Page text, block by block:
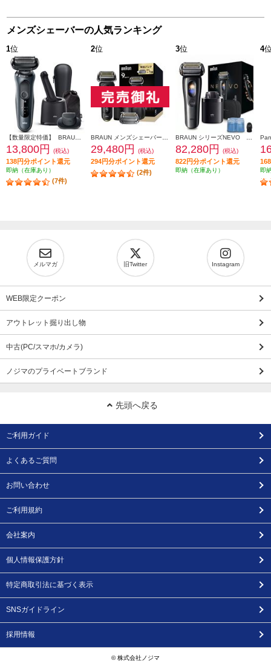
メンズシェーバーの人気ランキング
1位
13,800円 (税込)
138円分ポイント還元
即納（在庫あり）
(7件)
2位
29,480円 (税込)
294円分ポイント還元
(2件)
3位
82,280円 (税込)
822円分ポイント還元
即納（在庫あり）
4
即
メルマガ 旧Twitter Instagram
WEB限定クーポン
アウトレット掘り出し物
中古(PC/スマホ/カメラ)
ノジマのプライベートブランド
先頭へ戻る
ご利用ガイド
よくあるご質問
お問い合わせ
ご利用規約
会社案内
個人情報保護方針
特定商取引法に基づく表示
SNSガイドライン
採用情報
© 株式会社ノジマ